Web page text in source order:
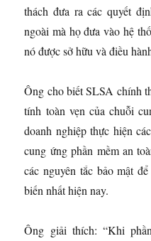
thách đưa ra các quyết
ngoài mà họ đưa vào hệ
nó được sở hữu và điều
Ông cho biết SLSA chính
tính toàn vẹn của chuỗi
doanh nghiệp thực hiện
cung ứng phần mềm an
các nguyên tắc bảo mật
biến nhất hiện nay.
Ông giải thích: “Khi